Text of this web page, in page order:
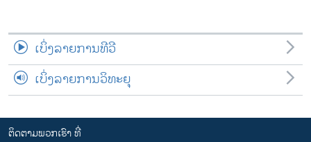
ເບິ່ງລາຍການທີວີ
ເບິ່ງລາຍການວິທະຍຸ
ຕິດຕາມພວກເຮົາ ທີ່